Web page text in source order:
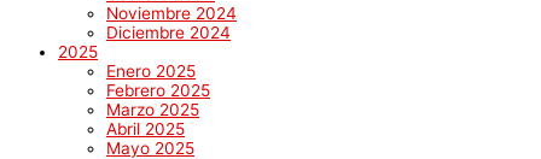
Noviembre 2024
Diciembre 2024
2025
Enero 2025
Febrero 2025
Marzo 2025
Abril 2025
Mayo 2025